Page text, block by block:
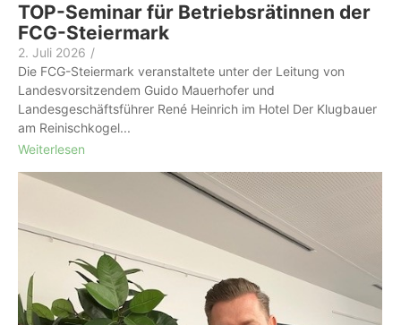
TOP-Seminar für Betriebsrätinnen der
FCG-Steiermark
2. Juli 2026 /
Die FCG-Steiermark veranstaltete unter der Leitung von
Landesvorsitzendem Guido Mauerhofer und
Landesgeschäftsführer René Heinrich im Hotel Der Klugbauer
am Reinischkogel...
Weiterlesen